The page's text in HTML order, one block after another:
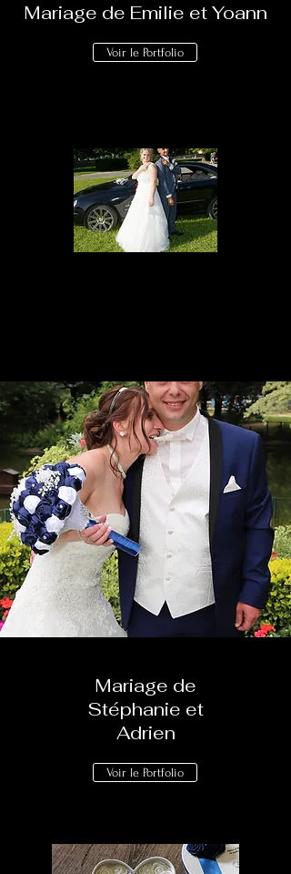
Mariage de Emilie et Yoann
Voir le Portfolio
Mariage de
Stéphanie et
Adrien
Voir le Portfolio